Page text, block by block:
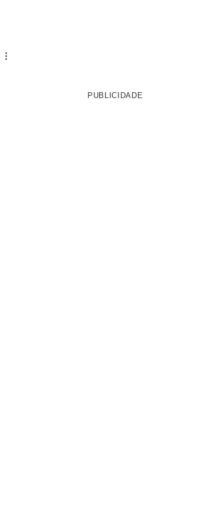
PUBLICIDADE